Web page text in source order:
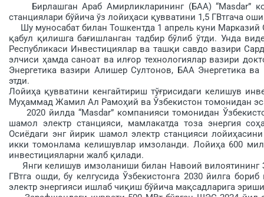
Бирлашган Араб Амирликларининг (БАА) “Masdar”
станциялари бўйича ўз лойиҳаси қувватини 1,5 ГВтгача
Шу муносабат билан Тошкентда 1 апрель куни
қабул қилишга бағишланган тадбир бўлиб ўтди. Унда
Республикаси Инвестициялар ва ташқи савдо вазири
элчиси ҳамда саноат ва илғор технологиялар вазири
Энергетика вазири Алишер Султонов, БАА Энергетика
этди.
Лойиҳа қувватини кенгайтириш тўғрисидаги келишув
Муҳаммад Жамил Ал Рамоҳий ва Ўзбекистон томонидан
2020 йилда “Masdar” компанияси томонидан
шамол электр станцияси, мамлакатда тоза энергия
Осиёдаги энг йирик шамол электр станцияси
икки томонлама келишувлар имзоланди. Лойиҳа 600
инвестицияларни жалб қилади.
Янги келишув имзоланиши билан Навоий вилоятининг
ГВтга ошди, бу келгусида Ўзбекистонга 2030 йилга
электр энергияси ишлаб чиқиш бўйича мақсадларига